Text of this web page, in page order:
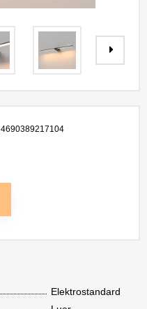
Elektrostandard
4690389217104